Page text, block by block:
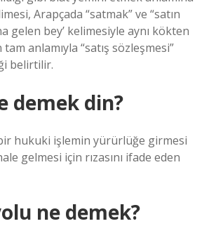
Arapçada “satmak” ve “satın
gelen bey’ kelimesiyle aynı kökten
anlamıyla “satış sözleşmesi”
belirtilir.
demek din?
hukuki işlemin yürürlüğe girmesi
gelmesi için rızasını ifade eden
ne demek?